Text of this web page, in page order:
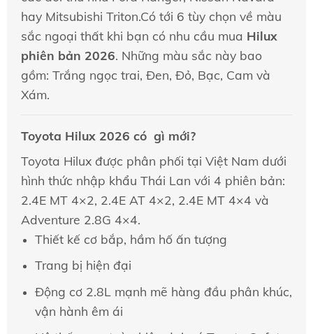
hay Mitsubishi Triton.Có tới 6 tùy chọn về màu
sắc ngoại thất khi bạn có nhu cầu mua Hilux
phiên bản 2026. Những màu sắc này bao
gồm: Trắng ngọc trai, Đen, Đỏ, Bạc, Cam và
Xám.
Toyota Hilux 2026 có gì mới?
Toyota Hilux được phân phối tại Việt Nam dưới
hình thức nhập khẩu Thái Lan với 4 phiên bản:
2.4E MT 4×2, 2.4E AT 4×2, 2.4E MT 4×4 và
Adventure 2.8G 4×4.
Thiết kế cơ bắp, hầm hố ấn tượng
Trang bị hiện đại
Động cơ 2.8L mạnh mẽ hàng đầu phân khúc,
vận hành êm ái